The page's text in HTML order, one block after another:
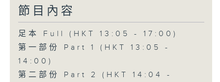
節目內容
足本 Full (HKT 13:05 - 17:00)
第一部份 Part 1 (HKT 13:05 -
14:00)
第二部份 Part 2 (HKT 14:04 -